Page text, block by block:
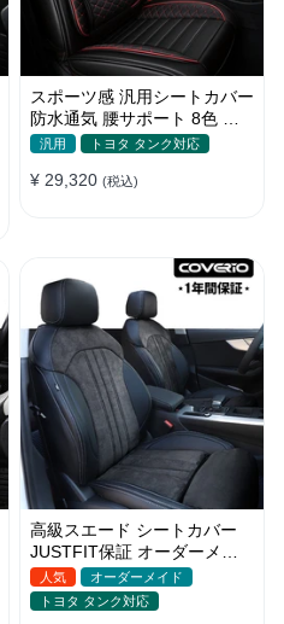
スポーツ感 汎用シートカバー
防水通気 腰サポート 8色 耐
摩耗性 おしゃれ 全席セット
汎用 トヨタ タンク対応
¥ 29,320 (税込)
高級スエード シートカバー
JUSTFIT保証 オーダーメイ
ド ロゴ入り 耐摩耗性 全席セ
ット
人気
オーダーメイド
トヨタ タンク対応